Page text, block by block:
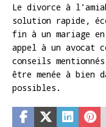
Le divorce à
solution rapide,
fin à un mariage
appel à un avocat
conseils
être menée à bien
possibles.